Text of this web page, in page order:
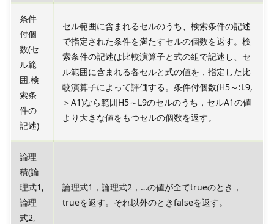
条件
付個
数(セ
ル範
囲,検
索条
件の
記述)
セル範囲に含まれるセルのうち、検索条件の記述
で指定された条件を満たすセルの個数を返す。検
索条件の記述は比較演算子と式の組で記述し、セ
ル範囲に含まれる各セルと式の値を，指定した比
較演算子によって評価する。条件付個数(H5～:L9,
＞A1)なら範囲H5～L9のセルのうち，セルA1の値
より大きな値をもつセルの個数を返す。
論理
積(論
理式1,
論理
式2,
論理式1，論理式2，…の値が全てtrueのとき，
trueを返す。それ以外のときfalseを返す。